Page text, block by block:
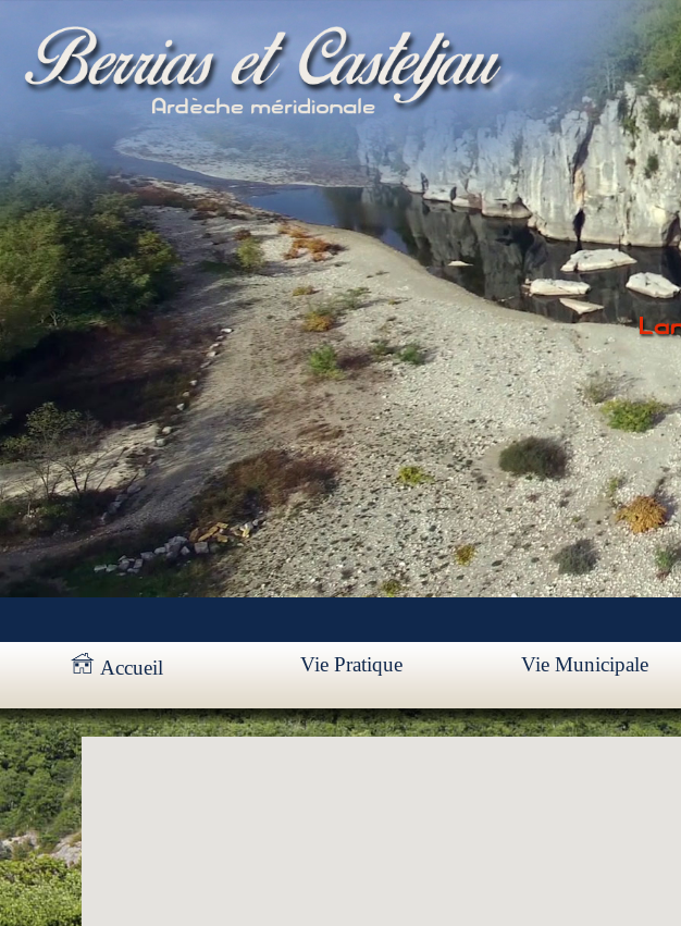
Accueil Vie Pratique Vie Municipale